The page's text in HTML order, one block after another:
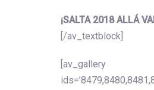
¡SALTA 2018 ALLÁ
[/av_textblock]
[av_gallery